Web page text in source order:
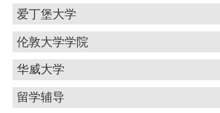
爱丁堡大学
伦敦大学学院
华威大学
留学辅导